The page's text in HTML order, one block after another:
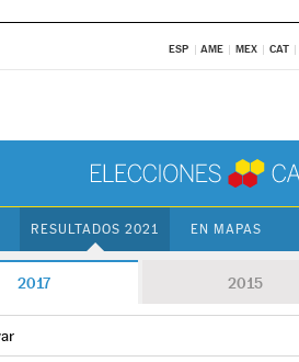
ESP AME MEX CAT
RESULTADOS 2021 EN MAPAS
2017 2015